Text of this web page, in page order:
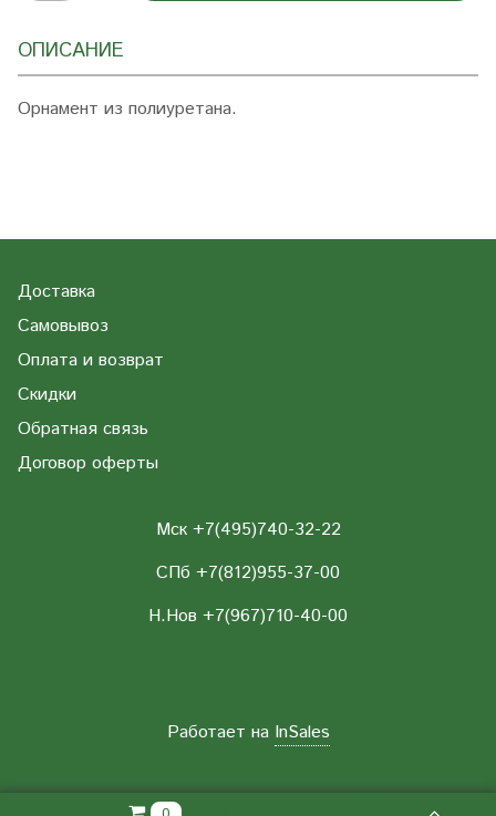
ОПИСАНИЕ
Орнамент из полиуретана.
Доставка
Самовывоз
Оплата и возврат
Скидки
Обратная связь
Договор оферты
Мск +7(495)740-32-22
СПб +7(812)955-37-00
Н.Нов +7(967)710-40-00
Работает на InSales